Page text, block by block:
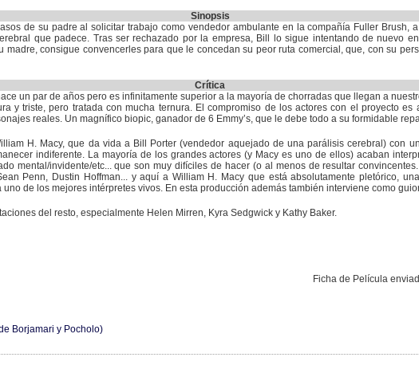
Sinopsis
de su padre al solicitar trabajo como vendedor ambulante en la compañía Fuller Brush,
que padece. Tras ser rechazado por la empresa, Bill lo sigue intentando de nuevo
madre, consigue convencerles para que le concedan su peor ruta comercial, que, con su
Crítica
un par de años pero es infinitamente superior a la mayoría de chorradas que llegan a
y triste, pero tratada con mucha ternura. El compromiso de los actores con el proyecto es
reales. Un magnífico biopic, ganador de 6 Emmy’s, que le debe todo a su formidable
H. Macy, que da vida a Bill Porter (vendedor aquejado de una parálisis cerebral) con
indiferente. La mayoría de los grandes actores (y Macy es uno de ellos) acaban
mental/invidente/etc... que son muy difíciles de hacer (o al menos de resultar
Penn, Dustin Hoffman... y aquí a William H. Macy que está absolutamente pletórico,
de los mejores intérpretes vivos. En esta producción además también interviene como
del resto, especialmente Helen Mirren, Kyra Sedgwick y Kathy Baker.
Ficha de Película
Borjamari y Pocholo)